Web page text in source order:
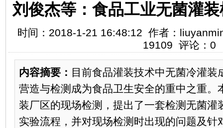
刘俊杰等：食品工业无菌灌
时间：2018-1-21 16:48:12 作者：
19109 评论：0
内容摘要： 目前食品灌装技术中无菌冷灌装
营造与检测成为食品卫生安全的重中之重。
装厂区的现场检测，提出了一套检测无菌灌
实验流程，并对现场检测时出现的问题及针